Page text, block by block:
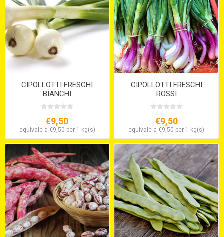
CIPOLLOTTI FRESCHI
BIANCHI
€9,50
equivale a €9,50 per 1 kg(s)
CIPOLLOTTI FRESCHI
ROSSI
€9,50
equivale a €9,50 per 1 kg(s)